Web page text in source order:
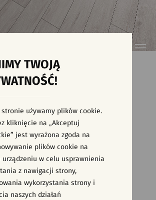
Kolekcje
WYSZUKIWARKA PŁYTEK
TWOJĄ
używamy plików cookie.
kliknięcie na „Akceptuj
jest wyrażona zgoda na
plików cookie na
urządzeniu w celu usprawnienia
z nawigacji strony,
wykorzystania strony i
naszych działań